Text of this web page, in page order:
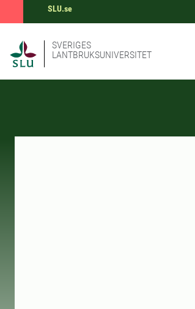
SLU.se
SVERIGES
LANTBRUKSUNIVERSITET